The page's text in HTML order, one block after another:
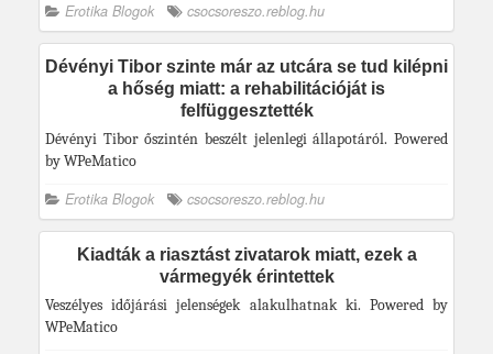
Erotika Blogok csocsoreszo.reblog.hu
Dévényi Tibor szinte már az utcára se tud kilépni
a hőség miatt: a rehabilitációját is
felfüggesztették
Dévényi Tibor őszintén beszélt jelenlegi állapotáról. Powered
by WPeMatico
Erotika Blogok csocsoreszo.reblog.hu
Kiadták a riasztást zivatarok miatt, ezek a
vármegyék érintettek
Veszélyes időjárási jelenségek alakulhatnak ki. Powered by
WPeMatico